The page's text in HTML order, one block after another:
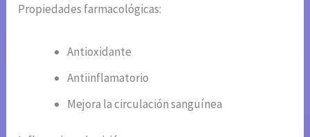
Propiedades farmacológicas:
Antioxidante
Antiinflamatorio
Mejora la circulación sanguínea